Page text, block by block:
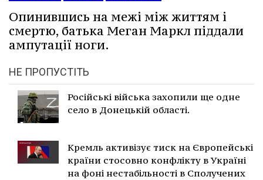
Опинившись на межі між життям і
смертю, батька Меган Маркл піддали
ампутації ноги.
НЕ ПРОПУСТІТЬ
Російські війська захопили ще одне
село в Донецькій області.
Кремль активізує тиск на Європейські
країни стосовно конфлікту в Україні
на фоні нестабільності в Сполучених